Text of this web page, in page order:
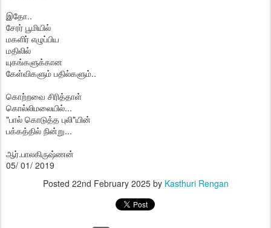
இதோ..
சேரர் பூமியில்
மகளிர் எழுப்பிய
மதிலில்
யுகங்களுக்கான
கேள்விகளும் ‌பதில்களும்..
கொற்றவை சிரித்தாள்
கொல்லிமலையில்...
"பால் கொடுத்த புலி"யின்
பக்கத்தில் நின்று...
ஆர்.பாலகிருஷ்ணன்
05/ 01/ 2019
Posted 22nd February 2025by Kasthuri Rengan